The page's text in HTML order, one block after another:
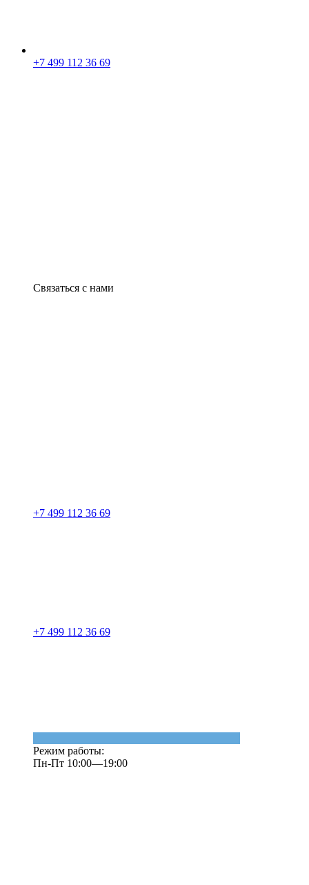
+7 499 112 36 69
Связаться с нами
+7 499 112 36 69
+7 499 112 36 69
Режим работы:
Пн-Пт 10:00—19:00